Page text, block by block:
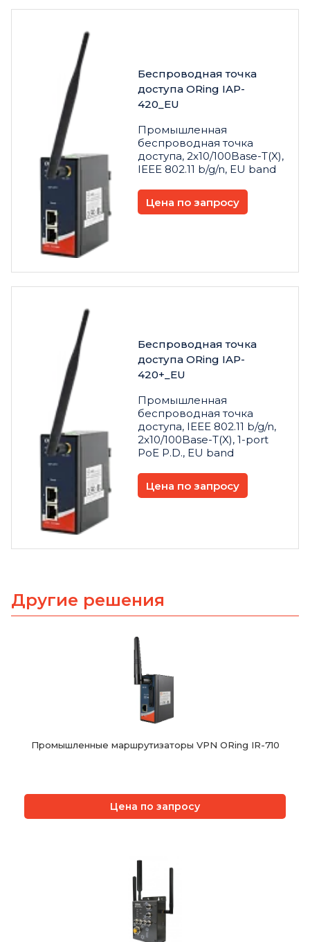
Беспроводная точка
доступа ORing IAP-
420_EU
Промышленная
беспроводная точка
доступа, 2x10/100Base-T(X),
IEEE 802.11 b/g/n, EU band
Цена по запросу
Беспроводная точка
доступа ORing IAP-
420+_EU
Промышленная
беспроводная точка
доступа, IEEE 802.11 b/g/n,
2x10/100Base-T(X), 1-port
PoE P.D., EU band
Цена по запросу
Другие решения
Промышленные маршрутизаторы VPN ORing IR-710
Цена по запросу